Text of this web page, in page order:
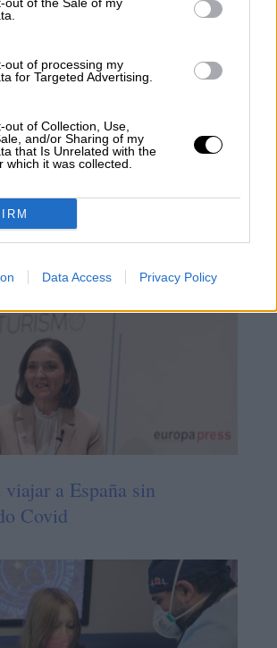
out of processing my
for Targeted Advertising.
out of Collection, Use,
and/or Sharing of my
that Is Unrelated with the
which it was collected.
Data Access Privacy Policy
verano habrá una cuarta
recomendada
de alto riesgo
viajar a España sin
Covid